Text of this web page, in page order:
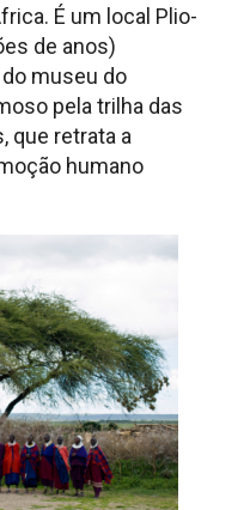
É um local Plio-
de anos)
museu do
pela trilha das
que retrata a
humano